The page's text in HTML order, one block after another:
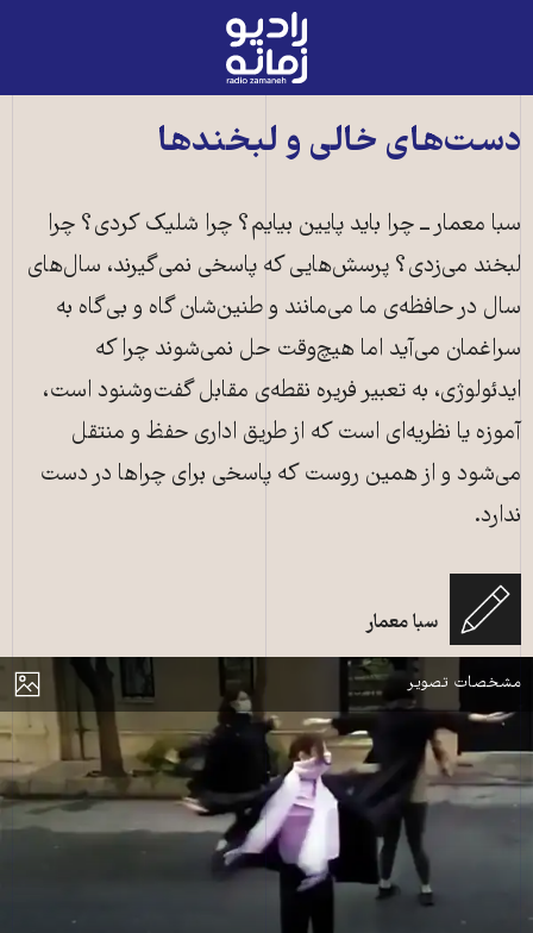
رادیو
زمانه
صفحه
دست‌های خالی و لبخندها
سبا معمار ــ چرا باید پایین بیایم؟ چرا شلیک کردی؟ چرا
لبخند می‌زدی؟ پرسش‌هایی که پاسخی نمی‌گیرند، سال‌های
سال در حافظه‌ی ما می‌مانند و طنین‌شان گاه و بی‌گاه به
سراغمان می‌آید اما هیچ‌وقت حل نمی‌شوند چرا که
ایدئولوژی، به تعبیر فریره نقطه‌ی مقابل گفت‌وشنود است،
آموزه یا نظریه‌ای است که از طریق اداری حفظ و منتقل
می‌شود و از همین روست که پاسخی برای چراها در دست
ندارد.
سبا معمار
نمایش
مشخصات تصویر
صحنه‌ای از خیزش زن، زندگی، آزادی ــ عکس: شبکه‌های اجتماعی